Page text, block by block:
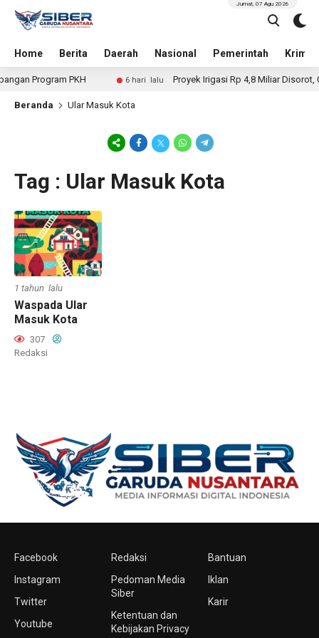
Home Berita Daerah Nasional Pemerintah
Jumat, 07 Agu 2026
Program PKH 6 hari lalu Proyek Irigasi Rp 4,8 Miliar Disorot,
Beranda Ular Masuk Kota
Tag : Ular Masuk Kota
1 tahun lalu
Waspada Ular
Masuk Kota
307
Redaksi
Facebook
Instagram
Twitter
Youtube
Redaksi
Pedoman Media
Siber
Ketentuan dan
Kebijakan Privacy
Bantuan
Iklan
Karir